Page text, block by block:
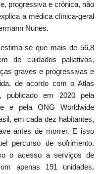
progressiva e crônica, não
a médica clínica-geral
Nunes.
se que mais de 56,8
de cuidados paliativos,
graves e progressivas e
de acordo com o Atlas
publicado em 2020 pela
e pela ONG Worldwide
em cada dez habitantes,
antes de morrer. E isso
percurso de sofrimento.
o acesso a serviços de
apenas 191 unidades.